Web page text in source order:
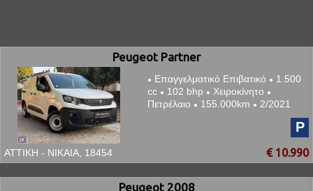
Peugeot Partner
● Επαγγελματικό Επιβατικό ● 1.500
cc ● 102 bhp ● Χειροκίνητο ●
Πετρέλαιο ● 155.000km ● 2/2021
P
ΑΤΤΙΚΗ - ΝΙΚΑΙΑ, 18454 € 10.990
Peugeot 2008